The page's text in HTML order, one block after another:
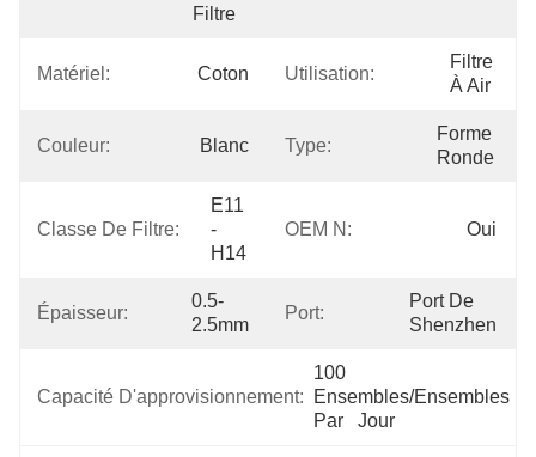
Filtre
Matériel: Coton Utilisation:
Filtre
À Air
Couleur: Blanc Type:
Forme
Ronde
Classe De Filtre:
E11
-
H14
OEM N: Oui
Épaisseur:
0.5-
2.5mm
Port:
Port De
Shenzhen
Capacité D'approvisionnement:
100
Ensembles/ensembles
Par   Jour